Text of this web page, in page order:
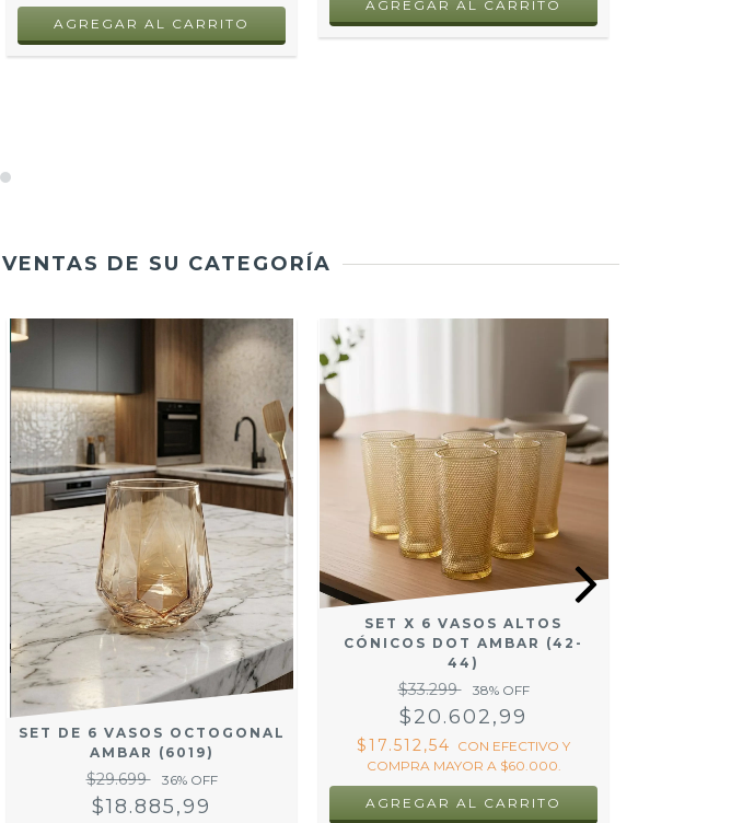
DE SU CATEGORÍA
SET DE 6 VASOS OCTOGONAL
AMBAR (6019)
$29.699 36% OFF
$18.885,99
SET X 6 VASOS ALTOS
CÓNICOS DOT AMBAR (42-
44)
$33.299 38% OFF
$20.602,99
$17.512,54 CON EFECTIVO Y
COMPRA MAYOR A $60.000.